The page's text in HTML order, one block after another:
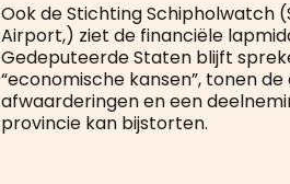
Ook de Stichting Schipholwatch
Airport,) ziet de financiële
Gedeputeerde Staten blijft
“economische kansen”, tonen
afwaarderingen en een
provincie kan bijstorten.